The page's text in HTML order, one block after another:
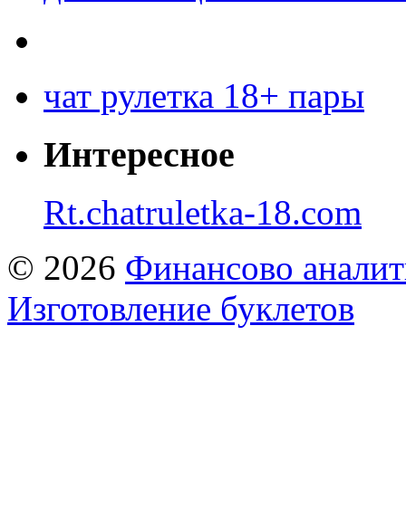
чат рулетка 18+ пары
Интересное
Rt.chatruletka-18.com
© 2026 Финансово
Изготовление буклетов